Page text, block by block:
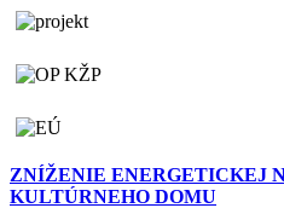
ZNÍŽENIE ENERGETICKEJ
KULTÚRNEHO DOMU